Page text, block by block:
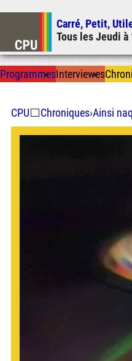
Carré, Petit,
Tous lesJeudi à
ProgrammesInterviewesChron
CPU⬜Chroniques›Ainsi